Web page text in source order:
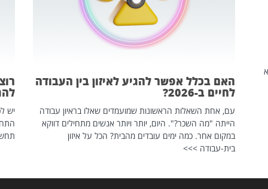
האם בכלל אפשר להגיע לאיזון בין העבודה
לחיים ב-2026?
עם, אחת השאלות הראשונות שמועמדים שאלו בראיון עבודה
הייתה "מה השכר?". היום, יותר ויותר אנשים מתחילים דווקא
במקום אחר. כמה ימים עובדים מהבית? הכל על איזון
בית-עבודה >>>
יש